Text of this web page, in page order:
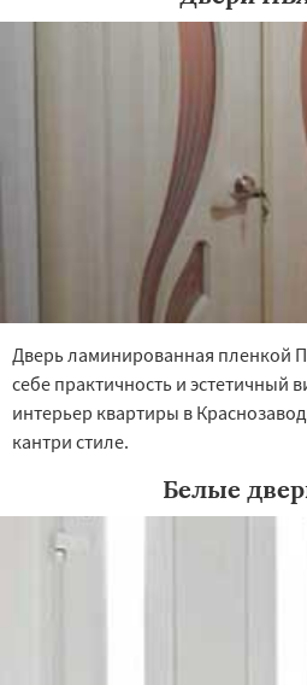
Электрогорск
Дверь ламинированная пленкой
себе практичность и эстетичный
интерьер квартиры в
кантри стиле.
Белые